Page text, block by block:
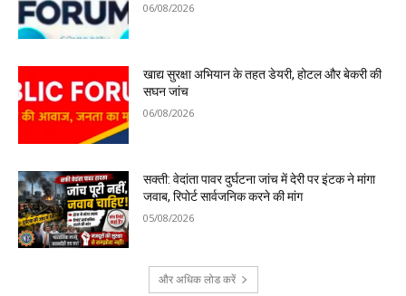
06/08/2026
खाद्य सुरक्षा अभियान के तहत डेयरी, होटल और बेकरी की
सघन जांच
06/08/2026
सक्ती: वेदांता पावर दुर्घटना जांच में देरी पर इंटक ने मांगा
जवाब, रिपोर्ट सार्वजनिक करने की मांग
05/08/2026
और अधिक लोड करें